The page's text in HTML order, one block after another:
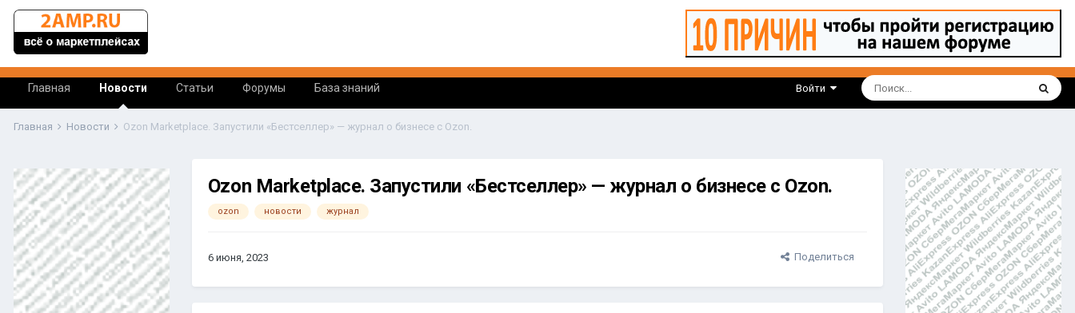
Главная Новости Статьи Форумы База знаний Войти
Главная Новости Ozon Marketplace. Запустили «Бестселлер» — журнал о бизнесе с Ozon.
Ozon Marketplace. Запустили «Бестселлер» — журнал о бизнесе с Ozon.
ozon новости журнал
6 июня, 2023 Поделиться